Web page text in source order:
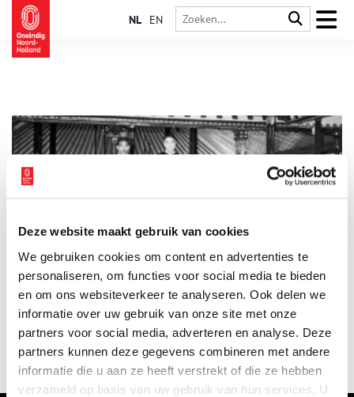
Deze website maakt gebruik van cookies
We gebruiken cookies om content en advertenties te
personaliseren, om functies voor social media te bieden
en om ons websiteverkeer te analyseren. Ook delen we
informatie over uw gebruik van onze site met onze
partners voor social media, adverteren en analyse. Deze
partners kunnen deze gegevens combineren met andere
informatie die u aan ze heeft verstrekt of die ze hebben
verzameld op basis van uw gebruik van hun services. U
NL EN
op het lyceum in Haarlem belandde
Waar kom je tegenwoordig nog een prins in het wild tegen? In
de jaren 1930 was het antwoord: op het Gemeentelijk Lyceum
in Haarlem. Daar ging kroonprins Dorodjatun van Yogyakarta
naar de middelbare school. Haarlemmers kenden hem als
‘Sultan Henkie’.